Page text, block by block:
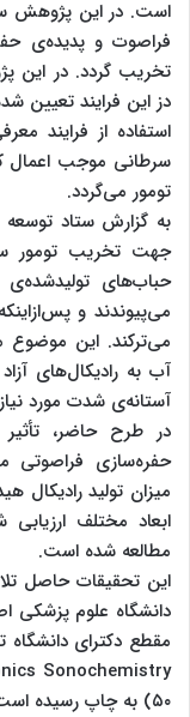
است. در این پژوهش
فراصوت و پدیده‌ی
تخریب گردد. در این
دز این فرایند تعیین
استفاده از فرایند
سرطانی موجب اعمال
تومور می‌گردد.
به گزارش ستاد توسعه
جهت تخریب تومور
حباب‌های
می‌پیوندند و
می‌ترکند. این موضوع
آب به رادیکال‌های
آستانه‌ی شدت مورد
در طرح حاضر، تأثیر
حفره‌سازی فراصوتی
میزان تولید رادیکال
ابعاد مختلف
مطالعه شده است.
این تحقیقات حاصل
دانشگاه علوم پزشکی
مقطع دکترای
۵۰) به چاپ رسیده است.